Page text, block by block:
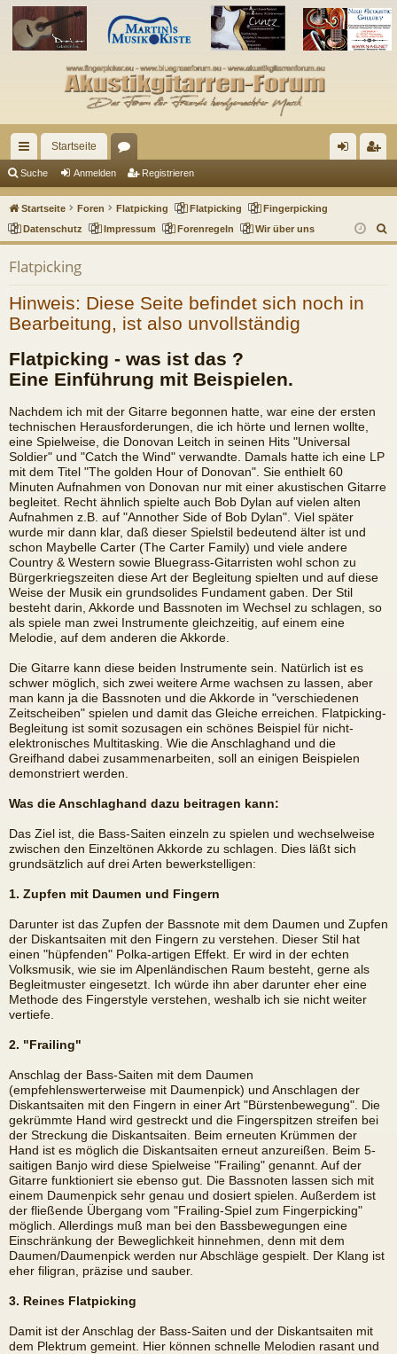
ch
ne
llz
Startseite
en m ist
rie
Suche Anmelden Registrieren
Startseite Foren Flatpicking Flatpicking
Fingerpicking
Datenschutz
Impressum Forenregeln Wir über uns
u
Flatpicking
Hinweis: Diese Seite befindet sich noch in
Bearbeitung, ist also unvollständig
Flatpicking - was ist das ?
Eine Einführung mit Beispielen.
Nachdem ich mit der Gitarre begonnen hatte, war eine der ersten
technischen Herausforderungen, die ich hörte und lernen wollte,
eine Spielweise, die Donovan Leitch in seinen Hits "Universal
Soldier" und "Catch the Wind" verwandte. Damals hatte ich eine LP
mit dem Titel "The golden Hour of Donovan". Sie enthielt 60
Minuten Aufnahmen von Donovan nur mit einer akustischen Gitarre
begleitet. Recht ähnlich spielte auch Bob Dylan auf vielen alten
Aufnahmen z.B. auf "Annother Side of Bob Dylan". Viel später
wurde mir dann klar, daß dieser Spielstil bedeutend älter ist und
schon Maybelle Carter (The Carter Family) und viele andere
Country & Western sowie Bluegrass-Gitarristen wohl schon zu
Bürgerkriegszeiten diese Art der Begleitung spielten und auf diese
Weise der Musik ein grundsolides Fundament gaben. Der Stil
besteht darin, Akkorde und Bassnoten im Wechsel zu schlagen, so
als spiele man zwei Instrumente gleichzeitig, auf einem eine
Melodie, auf dem anderen die Akkorde.
Die Gitarre kann diese beiden Instrumente sein. Natürlich ist es
schwer möglich, sich zwei weitere Arme wachsen zu lassen, aber
man kann ja die Bassnoten und die Akkorde in "verschiedenen
Zeitscheiben" spielen und damit das Gleiche erreichen. Flatpicking-
Begleitung ist somit sozusagen ein schönes Beispiel für nicht-
elektronisches Multitasking. Wie die Anschlaghand und die
Greifhand dabei zusammenarbeiten, soll an einigen Beispielen
demonstriert werden.
Was die Anschlaghand dazu beitragen kann:
Das Ziel ist, die Bass-Saiten einzeln zu spielen und wechselweise
zwischen den Einzeltönen Akkorde zu schlagen. Dies läßt sich
grundsätzlich auf drei Arten bewerkstelligen:
1. Zupfen mit Daumen und Fingern
Darunter ist das Zupfen der Bassnote mit dem Daumen und Zupfen
der Diskantsaiten mit den Fingern zu verstehen. Dieser Stil hat
einen "hüpfenden" Polka-artigen Effekt. Er wird in der echten
Volksmusik, wie sie im Alpenländischen Raum besteht, gerne als
Begleitmuster eingesetzt. Ich würde ihn aber darunter eher eine
Methode des Fingerstyle verstehen, weshalb ich sie nicht weiter
vertiefe.
2. "Frailing"
Anschlag der Bass-Saiten mit dem Daumen
(empfehlenswerterweise mit Daumenpick) und Anschlagen der
Diskantsaiten mit den Fingern in einer Art "Bürstenbewegung". Die
gekrümmte Hand wird gestreckt und die Fingerspitzen streifen bei
der Streckung die Diskantsaiten. Beim erneuten Krümmen der
Hand ist es möglich die Diskantsaiten erneut anzureißen. Beim 5-
saitigen Banjo wird diese Spielweise "Frailing" genannt. Auf der
Gitarre funktioniert sie ebenso gut. Die Bassnoten lassen sich mit
einem Daumenpick sehr genau und dosiert spielen. Außerdem ist
der fließende Übergang vom "Frailing-Spiel zum Fingerpicking"
möglich. Allerdings muß man bei den Bassbewegungen eine
Einschränkung der Beweglichkeit hinnehmen, denn mit dem
Daumen/Daumenpick werden nur Abschläge gespielt. Der Klang ist
eher filigran, präzise und sauber.
3. Reines Flatpicking
Damit ist der Anschlag der Bass-Saiten und der Diskantsaiten mit
dem Plektrum gemeint. Hier können schnelle Melodien rasant und